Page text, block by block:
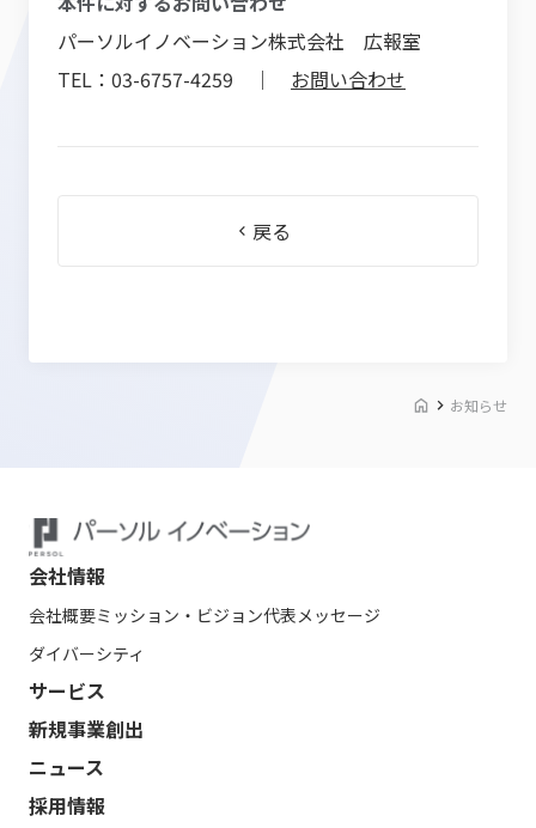
パーソルイノベーション株式会社 広報室
TEL：03-6757-4259 ｜ お問い合わせ
戻る
お知らせ
会社情報
会社概要ミッション・ビジョン代表メッセージ
ダイバーシティ
サービス
新規事業創出
ニュース
採用情報